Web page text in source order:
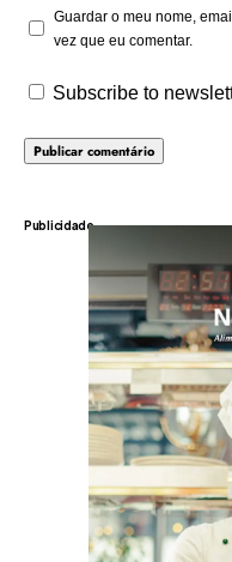
Publicidade
Guardar o meu nome,
vez que eu comentar.
Subscribe to